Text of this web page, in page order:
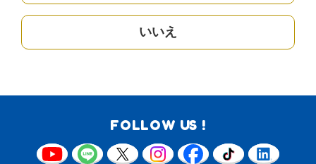
いいえ
FOLLOW US !